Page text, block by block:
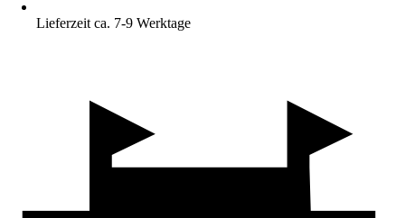
Lieferzeit ca. 7-9 Werktage